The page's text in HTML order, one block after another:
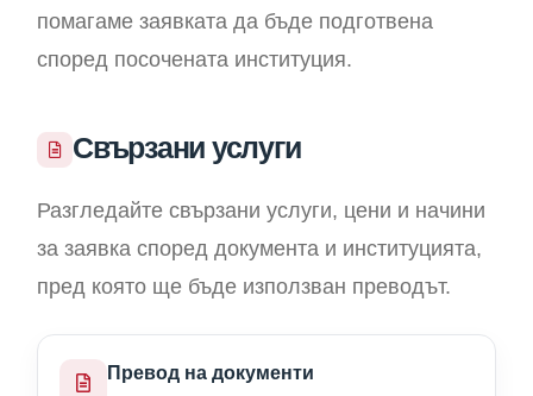
помагаме заявката да бъде подготвена
според посочената институция.
Свързани услуги
Разгледайте свързани услуги, цени и начини
за заявка според документа и институцията,
пред която ще бъде използван преводът.
Превод на документи